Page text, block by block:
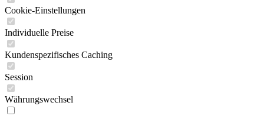
Cookie-Einstellungen
Individuelle Preise
Kundenspezifisches Caching
Session
Währungswechsel